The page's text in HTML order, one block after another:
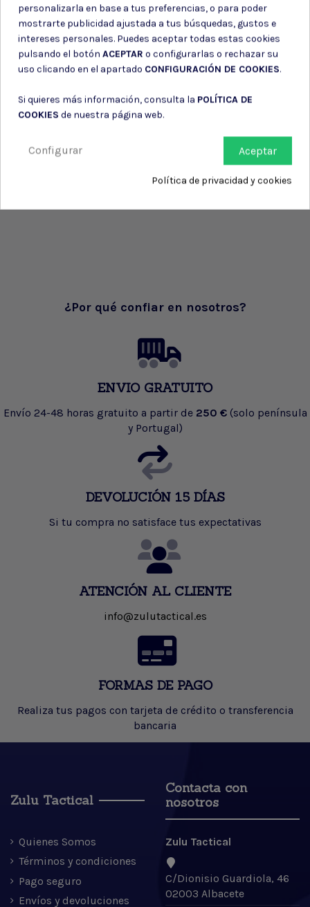
¿Por qué confiar en nosotros?
ENVIO GRATUITO
Envío 24-48 horas gratuito a partir de 250 € (solo península
y Portugal)
DEVOLUCIÓN 15 DÍAS
Si tu compra no satisface tus expectativas
ATENCIÓN AL CLIENTE
info@zulutactical.es
FORMAS DE PAGO
Realiza tus pagos con tarjeta de crédito o transferencia
bancaria
Zulu Tactical
Quienes Somos
Términos y condiciones
Pago seguro
Envíos y devoluciones
Contacta con
nosotros
Zulu Tactical
C/Dionisio Guardiola, 46
02003 Albacete
personalizarla en base a tus preferencias, o para poder
mostrarte publicidad ajustada a tus búsquedas, gustos e
intereses personales. Puedes aceptar todas estas cookies
pulsando el botón ACEPTAR o configurarlas o rechazar su
uso clicando en el apartado CONFIGURACIÓN DE COOKIES.
Si quieres más información, consulta la POLÍTICA DE
COOKIES de nuestra página web.
Aceptar
Configurar
Política de privacidad y cookies